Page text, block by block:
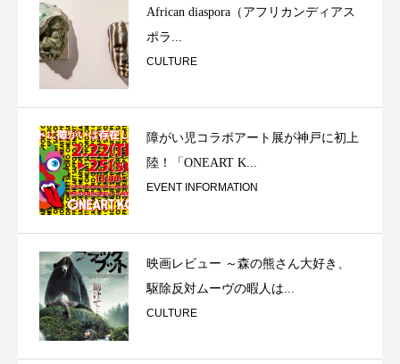
African diaspora（アフリカンディアス
ポラ...
CULTURE
障がい児コラボアート展が神戸に初上
陸！「ONEART K...
EVENT INFORMATION
映画レビュー ～森の熊さん大好き、
駆除反対ムーヴの暇人は...
CULTURE